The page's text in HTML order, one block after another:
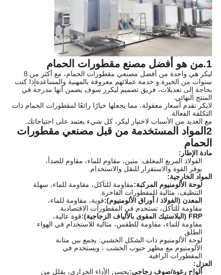
1. من هو أفضل مصنع مقطورات الحمام
ليكر هي واحدة من أفضل مصنعي مقطورات الحمام، مع أكثر من 8
سنوات من الخبرة.و خدمة عملائهم معروفة بالمهنية والمساعدةإذا كنت
بحاجة إلى تعديلات، فريق تصميم ليكرز سوف يضمن أنها مدرجة في
المنتج النهائي.
لايكر تقدم أسعار معقولة، مما يجعلها خيارًا رائعًا لمقطورات الحمام ذات
التكلفة الفعالة.
مع العديد من الأسباب لاختيار ليكر، كل شيء يعتمد على احتياجاتك.
2المواد المستخدمة من قبل مصنعي مقطورات
الحمام
مادة الإطار:
الفولاذ المربع المغلف: متين، مقاوم للماء، مقاوم للصدأ،
يوفر القوة والاستقرار للنقل والاستخدام.
المواد الخارجية:
لوحة الألومنيوم المركبة:مقاومة للتآكل، مقاومة للماء، سهلة
التنظيف، مثالية للمقطورات الفاخرة.
المعدن (الفولاذ / أوراق الألومنيوم):قوية، مقاومة للماء،
مقاومة للتآكل، تستخدم في المقطورات الاقتصادية.
FRP (البلاستيك المقوى بالألياف الزجاجية):
قوة عالية،
مقاومة للماء، مقاومة للطقس، مثالية للاستخدام في الهواء
الطلق
لوحة الألومنيوم ذات الشكل الخشبي: يجمع بين متانة
الألومنيوم مع مظهر حبوب الخشب ، ويستخدم في
المقطورات الراقية.
العزل:
ألواح رغوة/صوف زجاجي:يحسن الأداء الحراري، يقلل من